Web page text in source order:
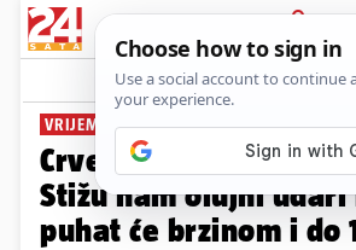
PRIJAVA
News
VRIJEME JE OPASNO!
Crveni alarm za cijelu
Stižu nam olujni udari
puhat će brzinom i do